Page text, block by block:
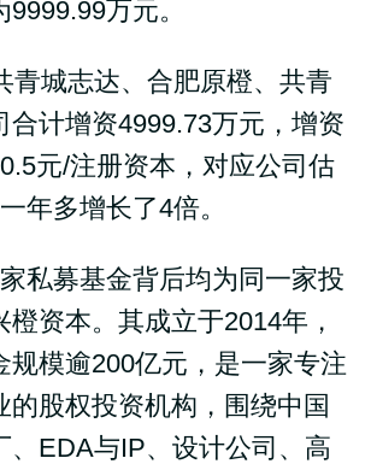
万元。
青城志达、合肥原橙、共青
合计增资4999.73万元，增资
元/注册资本，对应公司估
年多增长了4倍。
私募基金背后均为同一家投
橙资本。其成立于2014年，
规模逾200亿元，是一家专注
的股权投资机构，围绕中国
、EDA与IP、设计公司、高